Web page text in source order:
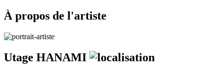
À propos de l'artiste
Utage HANAMI